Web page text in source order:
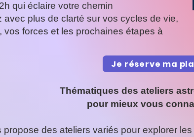
qui éclaire votre chemin
avec plus de clarté sur vos cycles de vie,
vos forces et les prochaines étapes à
Je réserve ma
Thématiques des ateliers
pour mieux vous
propose des ateliers variés pour explorer